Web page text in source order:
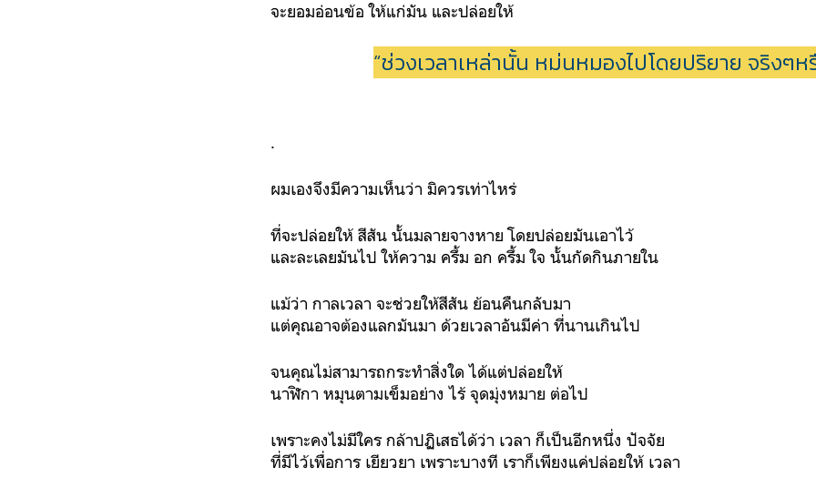
จะยอมอ่อนข้อ ให้แก่มัน และปล่อยให้
“ช่วงเวลาเหล่านั้น หม่นหมองไปโดยปริยาย จริงๆห
.
ผมเองจึงมีความเห็นว่า มิควรเท่าไหร่
ที่จะปล่อยให้ สีสัน นั้นมลายจางหาย โดยปล่อยมันเอาไว้
และละเลยมันไป ให้ความ ครึ้ม อก ครึ้ม ใจ นั้นกัดกินภายใน
แม้ว่า กาลเวลา จะช่วยให้สีสัน ย้อนคืนกลับมา
แต่คุณอาจต้องแลกมันมา ด้วยเวลาอันมีค่า ที่นานเกินไป
จนคุณไม่สามารถกระทำสิ่งใด ได้แต่ปล่อยให้
นาฬิกา หมุนตามเข็มอย่าง ไร้ จุดมุ่งหมาย ต่อไป
เพราะคงไม่มีใคร กล้าปฏิเสธได้ว่า เวลา ก็เป็นอีกหนึ่ง ปัจจัย
ที่มีไว้เพื่อการ เยียวยา เพราะบางที เราก็เพียงแค่ปล่อยให้ เวลา